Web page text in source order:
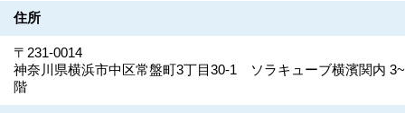
住所
〒231-0014
神奈川県横浜市中区常盤町3丁目30-1 ソラキューブ横濱関内
階